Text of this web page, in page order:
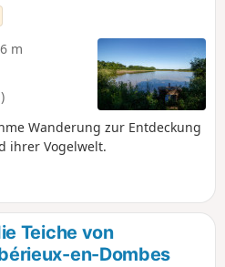
m
Wanderung zur Entdeckung
ihrer Vogelwelt.
Teiche von
en-Dombes